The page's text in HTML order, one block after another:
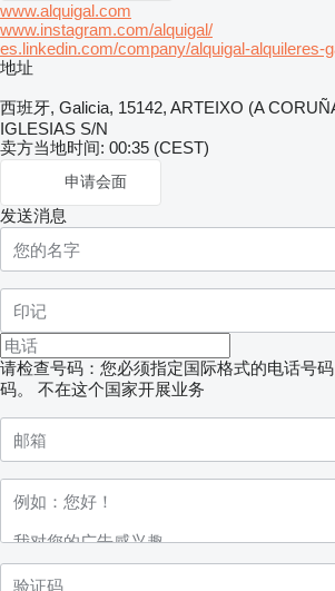
www.alquigal.com
www.instagram.com/alquigal/
es.linkedin.com/company/alquigal-alquileres-
地址
西班牙, Galicia, 15142, ARTEIXO (A
IGLESIAS S/N
卖方当地时间: 00:35 (CEST)
申请会面
发送消息
请检查号码：您必须指定国际格式的电话号
码。
不在这个国家开展业务